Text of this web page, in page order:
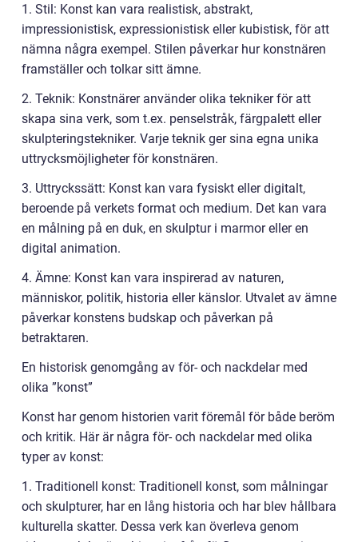
1. Stil: Konst kan vara realistisk, abstrakt,
impressionistisk, expressionistisk eller kubistisk, för att
nämna några exempel. Stilen påverkar hur konstnären
framställer och tolkar sitt ämne.
2. Teknik: Konstnärer använder olika tekniker för att
skapa sina verk, som t.ex. penselstråk, färgpalett eller
skulpteringstekniker. Varje teknik ger sina egna unika
uttrycksmöjligheter för konstnären.
3. Uttryckssätt: Konst kan vara fysiskt eller digitalt,
beroende på verkets format och medium. Det kan vara
en målning på en duk, en skulptur i marmor eller en
digital animation.
4. Ämne: Konst kan vara inspirerad av naturen,
människor, politik, historia eller känslor. Utvalet av ämne
påverkar konstens budskap och påverkan på
betraktaren.
En historisk genomgång av för- och nackdelar med
olika ”konst”
Konst har genom historien varit föremål för både beröm
och kritik. Här är några för- och nackdelar med olika
typer av konst:
1. Traditionell konst: Traditionell konst, som målningar
och skulpturer, har en lång historia och har blev hållbara
kulturella skatter. Dessa verk kan överleva genom